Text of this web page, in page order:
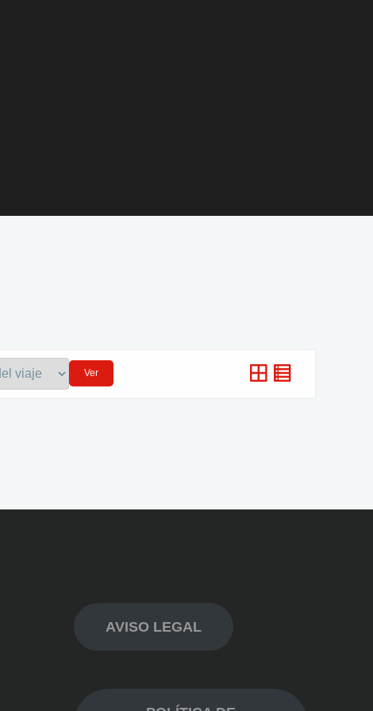
Ver
AVISO LEGAL